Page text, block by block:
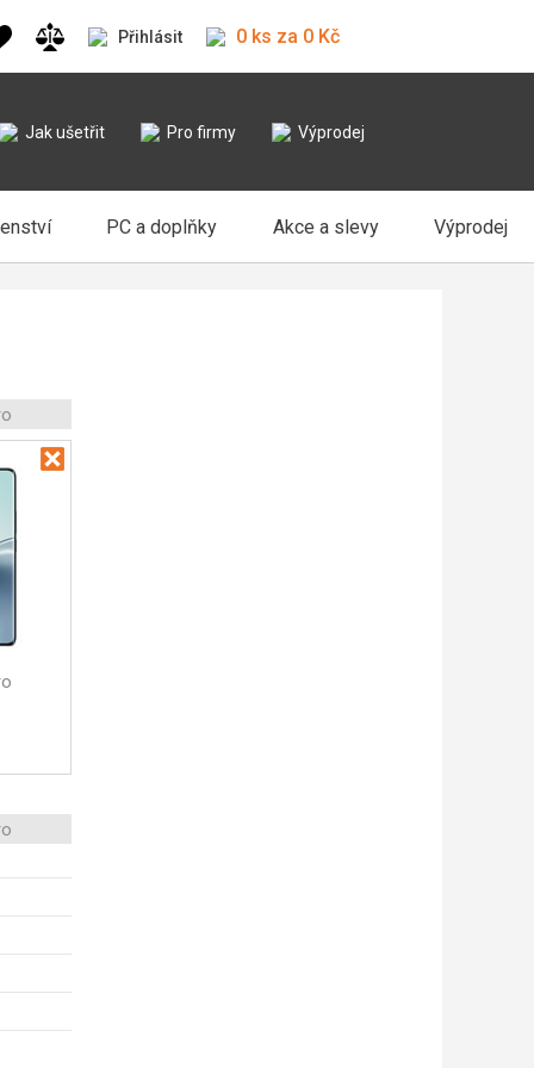
Přihlásit 0 ks za 0 Kč
Jak ušetřit Pro firmy Výprodej
PC a doplňky Akce a slevy Výprodej